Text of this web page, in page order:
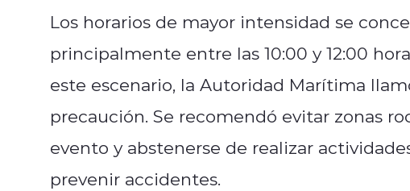
Los horarios de mayor intensidad se
principalmente entre las 10:00 y 12:00
este escenario, la Autoridad Marítima
precaución. Se recomendó evitar zonas
evento y abstenerse de realizar
prevenir accidentes.